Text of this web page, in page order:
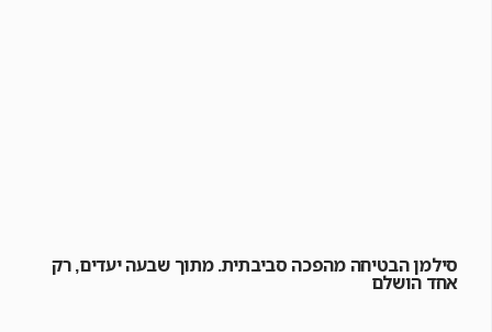
סילמן הבטיחה מהפכה סביבתית. מתוך שבעה יעדים, רק
אחד הושלם